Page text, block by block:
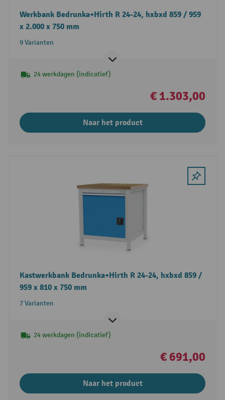
Werkbank Bedrunka+Hirth R 24-24, hxbxd 859 / 959
x 2.000 x 750 mm
9 Varianten
24 werkdagen (indicatief)
€ 1.303,00
Naar het product
Kastwerkbank Bedrunka+Hirth R 24-24, hxbxd 859 /
959 x 810 x 750 mm
7 Varianten
24 werkdagen (indicatief)
€ 691,00
Naar het product